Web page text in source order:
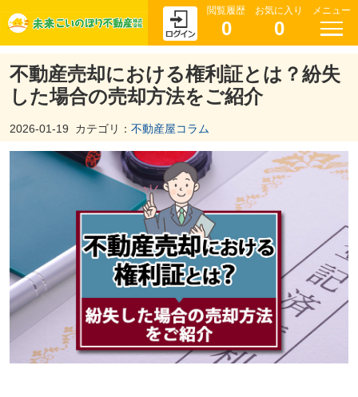
閲覧履歴
0
お気に入り
0
メニュー
不動産売却における権利証とは？紛失
した場合の売却方法をご紹介
2026-01-19 カテゴリ： 不動産屋コラム